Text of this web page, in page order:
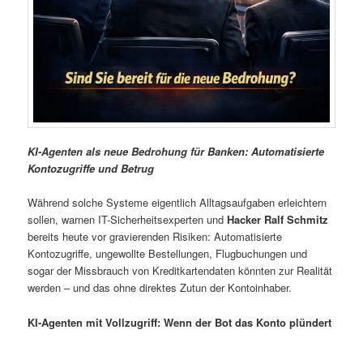
KI-Agenten als neue Bedrohung für Banken: Automatisierte
Kontozugriffe und Betrug
Während solche Systeme eigentlich Alltagsaufgaben erleichtern
sollen, warnen IT-Sicherheitsexperten undHacker Ralf Schmitz
bereits heute vor gravierenden Risiken: Automatisierte
Kontozugriffe, ungewollte Bestellungen, Flugbuchungen und
sogar der Missbrauch von Kreditkartendaten könnten zur Realität
werden – und das ohne direktes Zutun der Kontoinhaber.
KI-Agenten mit Vollzugriff: Wenn der Bot das Konto plündert